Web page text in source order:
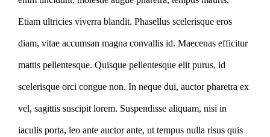
Etiam ultricies viverra blandit. Phasellus scelerisque eros
diam, vitae accumsan magna convallis id. Maecenas efficitur
mattis pellentesque. Quisque pellentesque elit purus, id
scelerisque orci congue non. In neque dui, auctor pharetra ex
vel, sagittis suscipit lorem. Suspendisse aliquam, nisi in
iaculis porta, leo ante auctor ante, ut tempus nulla risus quis